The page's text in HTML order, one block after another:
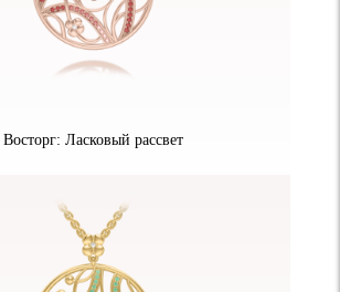
Восторг: Ласковый рассвет